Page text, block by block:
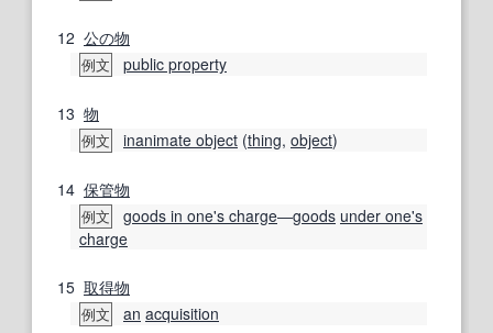
12 公の物
例文 public property
13 物
例文 inanimate object (thing, object)
14 保管物
例文 goods in one's charge―goods under one's
charge
15 取得物
例文 an acquisition